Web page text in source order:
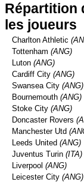
Répartition
les joueurs
Charlton Athletic
Tottenham (ANG)
Luton (ANG)
Cardiff City (ANG)
Swansea City (ANG)
Bournemouth (ANG)
Stoke City (ANG)
Doncaster Rovers
Manchester Utd
Leeds United (ANG)
Juventus Turin (ITA)
Liverpool (ANG)
Leicester City (ANG)